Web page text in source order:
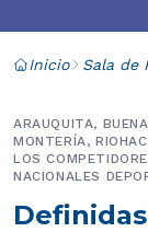
Inicio Sala de
ARAUQUITA,
MONTERÍA,
LOS
NACIONALES